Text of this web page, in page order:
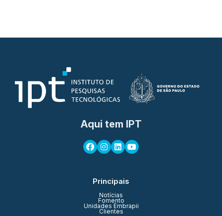
Aqui tem IPT
Principais
Notícias
Fomento
Unidades Embrapii
Clientes